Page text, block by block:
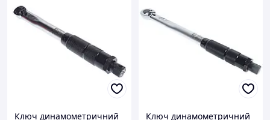
Ключ динамометричний
Ключ динамометричний